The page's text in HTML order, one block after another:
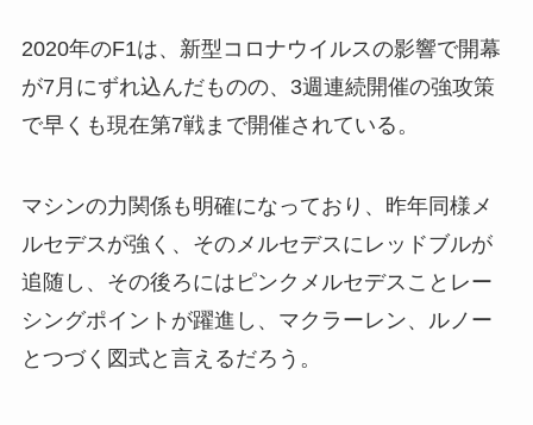
2020年のF1は、新型コロナウイルスの影響で開幕
が7月にずれ込んだものの、3週連続開催の強攻策
で早くも現在第7戦まで開催されている。
マシンの力関係も明確になっており、昨年同様メ
ルセデスが強く、そのメルセデスにレッドブルが
追随し、その後ろにはピンクメルセデスことレー
シングポイントが躍進し、マクラーレン、ルノー
とつづく図式と言えるだろう。